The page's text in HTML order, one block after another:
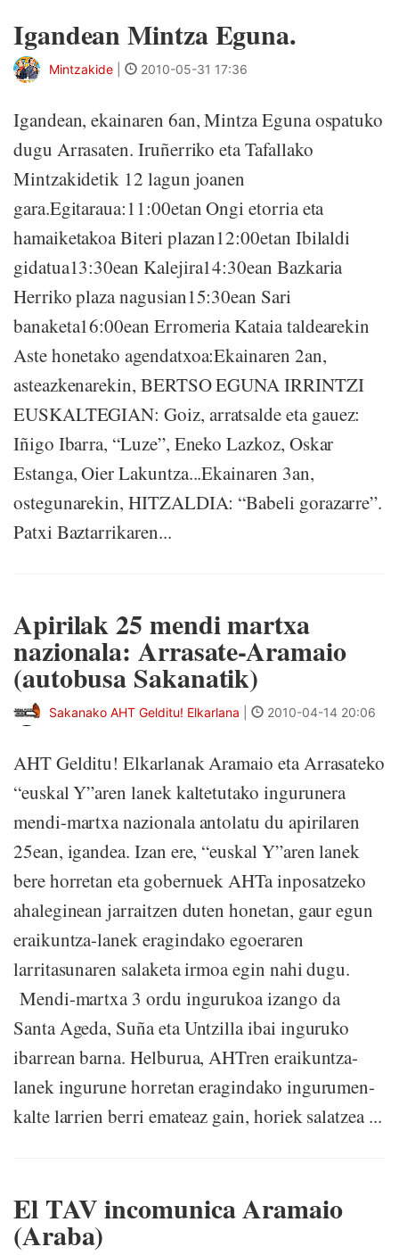
Igandean Mintza Eguna.
Mintzakide 2010-05-31 17:36
Igandean, ekainaren 6an, Mintza Eguna ospatuko
dugu Arrasaten. Iruñerriko eta Tafallako
Mintzakidetik 12 lagun joanen
gara.Egitaraua:11:00etan Ongi etorria eta
hamaiketakoa Biteri plazan12:00etan Ibilaldi
gidatua13:30ean Kalejira14:30ean Bazkaria
Herriko plaza nagusian15:30ean Sari
banaketa16:00ean Erromeria Kataia taldearekin
Aste honetako agendatxoa:Ekainaren 2an,
asteazkenarekin, BERTSO EGUNA IRRINTZI
EUSKALTEGIAN: Goiz, arratsalde eta gauez:
Iñigo Ibarra, “Luze”, Eneko Lazkoz, Oskar
Estanga, Oier Lakuntza...Ekainaren 3an,
ostegunarekin, HITZALDIA: “Babeli gorazarre”.
Patxi Baztarrikaren...
Apirilak 25 mendi martxa
nazionala: Arrasate-Aramaio
(autobusa Sakanatik)
Sakanako AHT Gelditu! Elkarlana 2010-04-14 20:06
AHT Gelditu! Elkarlanak Aramaio eta Arrasateko
“euskal Y”aren lanek kaltetutako ingurunera
mendi-martxa nazionala antolatu du apirilaren
25ean, igandea. Izan ere, “euskal Y”aren lanek
bere horretan eta gobernuek AHTa inposatzeko
ahaleginean jarraitzen duten honetan, gaur egun
eraikuntza-lanek eragindako egoeraren
larritasunaren salaketa irmoa egin nahi dugu.
Mendi-martxa 3 ordu ingurukoa izango da
Santa Ageda, Suña eta Untzilla ibai inguruko
ibarrean barna. Helburua, AHTren eraikuntza-
lanek ingurune horretan eragindako ingurumen-
kalte larrien berri emateaz gain, horiek salatzea ...
El TAV incomunica Aramaio
(Araba)